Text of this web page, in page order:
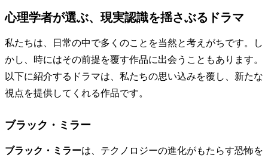
心理学者が選ぶ、現実認識を揺さぶるドラマ
私たちは、日常の中で多くのことを当然と考えがちです。し
かし、時にはその前提を覆す作品に出会うこともあります。
以下に紹介するドラマは、私たちの思い込みを覆し、新たな
視点を提供してくれる作品です。
ブラック・ミラー
ブラック・ミラーは、テクノロジーの進化がもたらす恐怖を